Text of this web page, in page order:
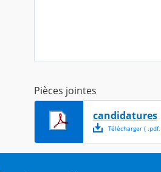
Pièces jointes
candidatures
Télécharger( .pdf,